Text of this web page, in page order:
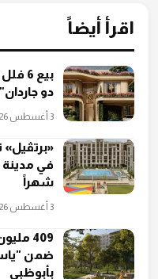
اقرأ أيضاً
دو
3 أغسطس 2026
شهراً
3 أغسطس 2026
409
ضمن
بأبوظبي